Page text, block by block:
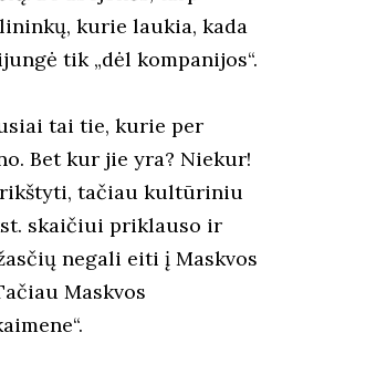
kurie laukia, kada
tik „dėl kompanijos“.
tai tie, kurie per
Bet kur jie yra? Niekur!
tačiau kultūriniu
skaičiui priklauso ir
negali eiti į Maskvos
Maskvos